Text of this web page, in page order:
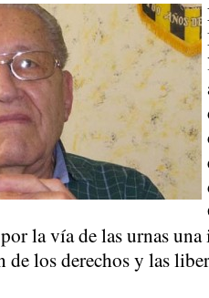
la vía de las urnas
los derechos y las